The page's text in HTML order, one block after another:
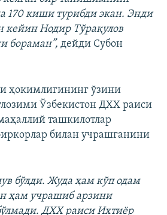
170 киши турибди экан. Энди
кейин Нодир Тўрақулов
бораман”, дейди Субон
ҳокимлигининг ўзини
Ўзбекистон ДХХ раиси
ташкилотлар
билан учрашганини
бўлди. Жуда ҳам кўп одам
ҳам учрашиб арзини
ДХХ раиси Ихтиёр